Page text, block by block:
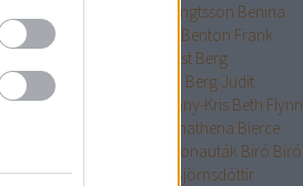
Bengtsson Benina
Benkő
Benton Frank
Berest Berg
Berg Judit
Berry Bethany-Kris Beth Flynn
Bhathena Bierce
Bionauták Bíró Bíró
Bishop
Björnsdóttir